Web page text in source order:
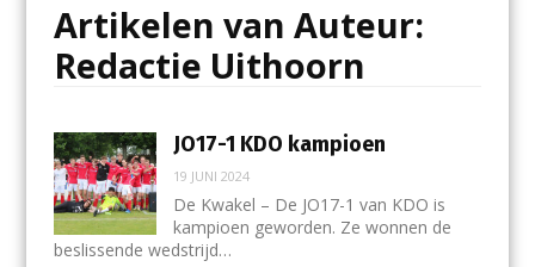
Artikelen van Auteur:
Redactie Uithoorn
JO17-1 KDO kampioen
19 JUNI 2024
De Kwakel – De JO17-1 van KDO is
kampioen geworden. Ze wonnen de
beslissende wedstrijd…